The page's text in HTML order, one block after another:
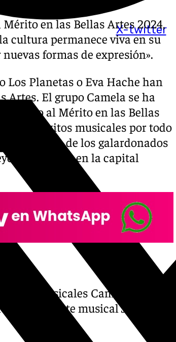
X-twitter
miércoles a los
Mérito en las Bellas Artes 2024,
cultura permanece viva en su
formas de expresión».
Los Planetas o Eva Hache han
Artes. El grupo Camela se ha
de Oro al Mérito en las Bellas
sus éxitos musicales por todo
ha sido otro de los galardonados
de España en la capital
musicales Camela y Los
musical José